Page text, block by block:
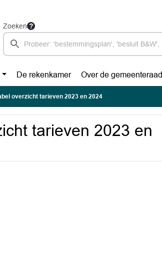
Zoeken
De rekenkamer Over de gemeenteraad
overzicht tarieven 2023 en 2024
tarieven 2023 en